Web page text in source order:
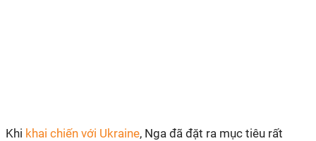
Khi khai chiến với Ukraine, Nga đã đặt ra mục tiêu rất